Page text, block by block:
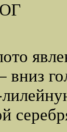
вниз